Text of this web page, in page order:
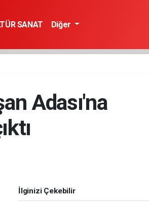
SANAT Diğer
Adası'na
İlginizi Çekebilir